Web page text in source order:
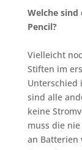
Welche sind
Pencil?
Vielleicht
Stiften im
Unterschied
sind alle
keine
muss die
an Batterien